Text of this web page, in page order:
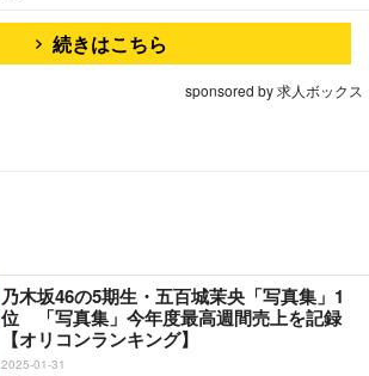
続きはこちら
sponsored by 求人ボックス
乃木坂46の5期生・五百城茉央「写真集」1
位 「写真集」今年度最高週間売上を記録
【オリコンランキング】
2025-01-31